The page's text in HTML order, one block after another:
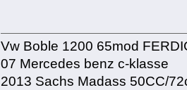
Vw Boble 1200 65mod
07 Mercedes benz c-klasse
2013 Sachs Madass 50CC/